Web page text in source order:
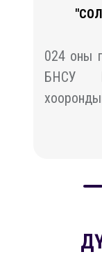
024 оны
БНСУ